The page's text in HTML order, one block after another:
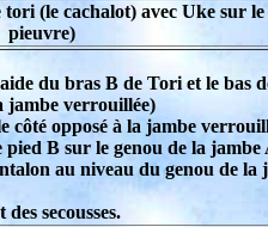
tori (le cachalot) avec Uke sur le
pieuvre)
du bras B de Tori et le bas
jambe verrouillée)
côté opposé à la jambe
pied B sur le genou de la
au niveau du genou de la
secousses.